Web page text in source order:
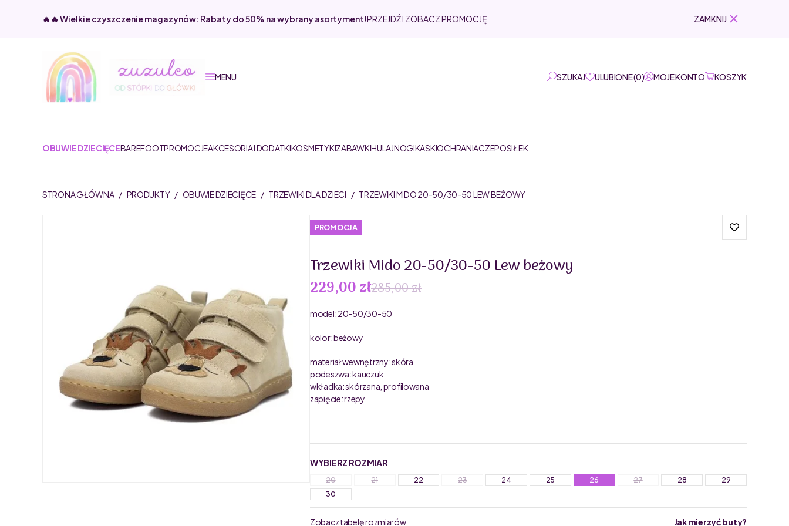
🔥🔥 Wielkie czyszczenie magazynów: Rabaty do 50% na wybrany asortyment!PRZEJDŹ I ZOBACZ PROMOCJĘ ZAMKNIJ
MENU SZUKAJ ULUBIONE(0) MOJE KONTO KOSZYK
OBUWIE DZIECIĘCEBAREFOOTPROMOCJEAKCESORIA I DODATKIKOSMETYKIZABAWKIHULAJNOGIKASKIOCHRANIACZEPOSIŁEK
STRONA GŁÓWNA / PRODUKTY / OBUWIE DZIECIĘCE / TRZEWIKI DLA DZIECI / TRZEWIKI MIDO 20-50/30-50 LEW BEŻOWY
PROMOCJA
Trzewiki Mido 20-50/30-50 Lew beżowy
229,00 zł285,00 zł
model: 20-50/30-50
kolor: beżowy
materiał wewnętrzny: skóra
podeszwa: kauczuk
wkładka: skórzana, profilowana
zapięcie: rzepy
WYBIERZ ROZMIAR
20 21 22 23 24 25 26 27 28
29
30
Zobacz tabelę rozmiarów Jak mierzyć buty?